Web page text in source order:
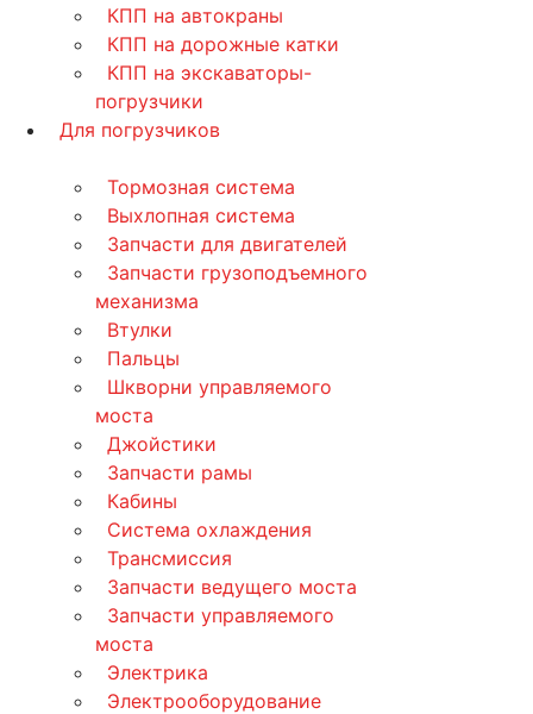
КПП на автокраны
КПП на дорожные катки
КПП на экскаваторы-
погрузчики
Для погрузчиков
Тормозная система
Выхлопная система
Запчасти для двигателей
Запчасти грузоподъемного
механизма
Втулки
Пальцы
Шкворни управляемого
моста
Джойстики
Запчасти рамы
Кабины
Система охлаждения
Трансмиссия
Запчасти ведущего моста
Запчасти управляемого
моста
Электрика
Электрооборудование